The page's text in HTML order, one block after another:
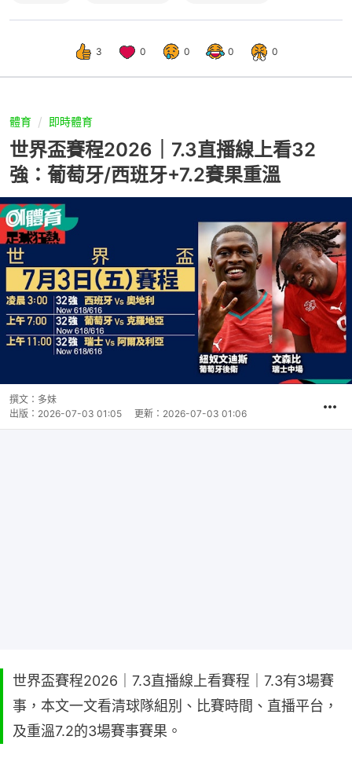
3 0 0 0 0
體育 即時體育
世界盃賽程2026｜7.3直播線上看32
強：葡萄牙/西班牙+7.2賽果重溫
撰文： 多妹
出版： 2026-07-03 01:05 更新： 2026-07-03 01:06
世界盃賽程2026｜7.3直播線上看賽程｜7.3有3場賽
事，本文一文看清球隊組別、比賽時間、直播平台，
及重溫7.2的3場賽事賽果。